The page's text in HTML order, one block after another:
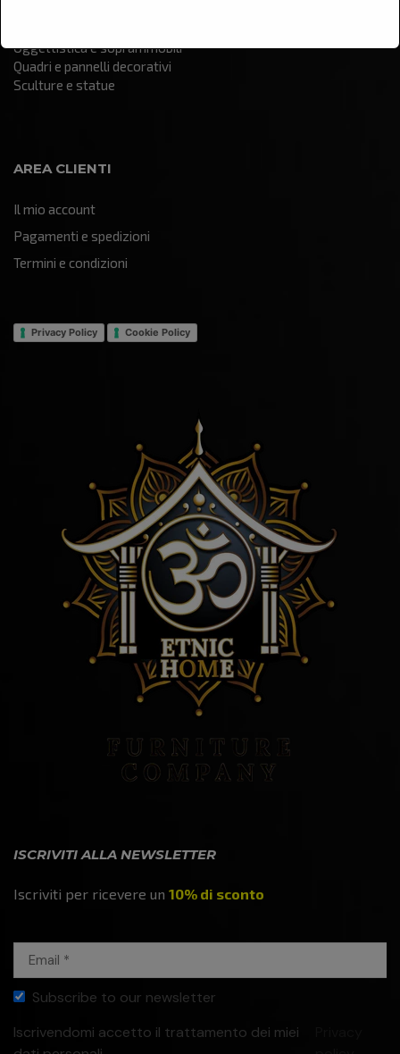
Oggettistica e soprammobili
Quadri e pannelli decorativi
Sculture e statue
AREA CLIENTI
Il mio account
Pagamenti e spedizioni
Termini e condizioni
Privacy Policy Cookie Policy
ISCRIVITI ALLA NEWSLETTER
Iscriviti per ricevere un 10% di sconto
Subscribe to our newsletter
Iscrivendomi accetto il trattamento dei miei